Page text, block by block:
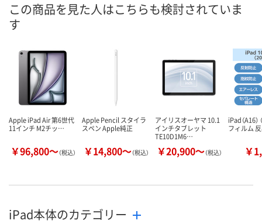
この商品を見た人はこちらも検討されていま
す
Apple iPad Air 第6世代
11インチ M2チッ…
￥96,800～（税込）
Apple Pencil スタイラ
スペン Apple純正
￥14,800～（税込）
アイリスオーヤマ 10.1
インチタブレット
TE10D1M6…
￥20,900～（税込）
iPad（A16）
フィルム
￥
iPad本体のカテゴリー